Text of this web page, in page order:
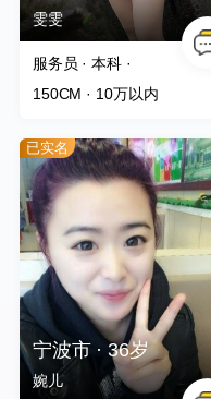
雯雯
服务员 · 本科 ·
150CM · 10万以内
已实名
宁波市 · 36岁
婉儿